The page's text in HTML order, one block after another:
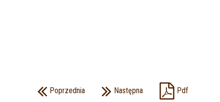
Poprzednia Następna Pdf